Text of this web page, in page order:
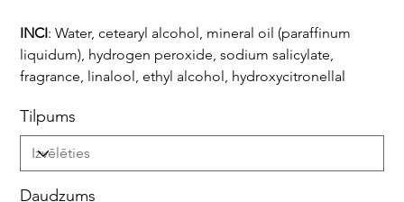
INCI: Water, cetearyl alcohol, mineral oil (paraffinum
liquidum), hydrogen peroxide, sodium salicylate,
fragrance, linalool, ethyl alcohol, hydroxycitronellal
Tilpums
Daudzums